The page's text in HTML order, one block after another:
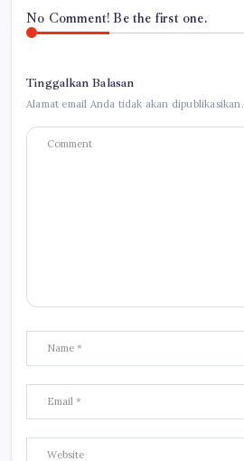
No Comment! Be the first one.
Tinggalkan Balasan
Alamat email Anda tidak akan dipublikasikan.